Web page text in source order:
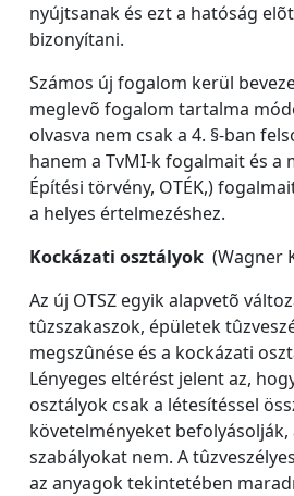
nyújtsanak és ezt a hatóság
bizonyítani.
Számos új fogalom kerül
meglevõ fogalom tartalma
olvasva nem csak a 4. §-ban
hanem a TvMI-k fogalmait és a
Építési törvény, OTÉK,)
a helyes értelmezéshez.
Kockázati osztályok (Wagner
Az új OTSZ egyik alapvetõ
tûzszakaszok, épületek
megszûnése és a kockázati
Lényeges eltérést jelent az,
osztályok csak a létesítéssel
követelményeket befolyásolják,
szabályokat nem. A
az anyagok tekintetében